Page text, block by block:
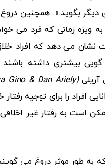
باید 12 تای دیگر بگوید.».
ویژه زمانی که فرد می
نشان می دهد که افراد
بیشتری داشته
آریلی(
Gino & Dan Ariely
افراد را برای توجیه
است به رفتار غیر
که به طور موثر دروغ می